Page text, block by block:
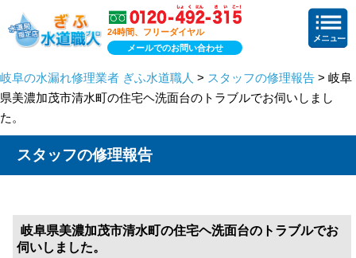
24時間、フリーダイヤル
メールでのお問い合わせ
岐阜の水漏れ修理業者 ぎふ水道職人 > スタッフの修理報告 > 岐阜
県美濃加茂市清水町の住宅ヘ洗面台のトラブルでお伺いしまし
た。
スタッフの修理報告
岐阜県美濃加茂市清水町の住宅ヘ洗面台のトラブルでお
伺いしました。